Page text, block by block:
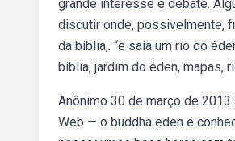
grande interesse e debate.
discutir onde, possivelmente,
da bíblia,. “e saía um rio do
bíblia, jardim do éden, mapas,
Anônimo 30 de março de
Web — o buddha eden é